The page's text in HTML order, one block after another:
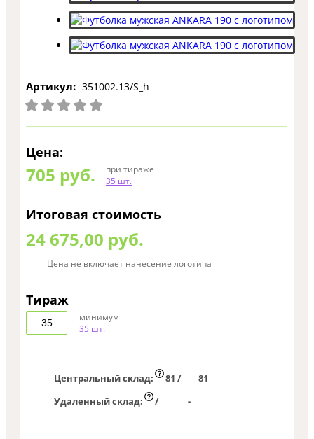
Артикул: 351002.13/S_h
Цена:
705 руб.
при тираже
35 шт.
Итоговая стоимость
24 675,00 руб.
Цена не включает нанесение логотипа
Тираж
минимум
35 шт.
Центральный склад: 81 /
81
Удаленный склад:
/ -